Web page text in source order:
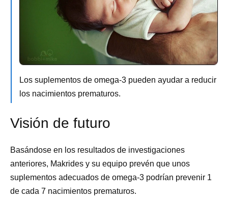
Los suplementos de omega-3 pueden ayudar a reducir
los nacimientos prematuros.
Visión de futuro
Basándose en los resultados de investigaciones
anteriores, Makrides y su equipo prevén que unos
suplementos adecuados de omega-3 podrían prevenir 1
de cada 7 nacimientos prematuros.